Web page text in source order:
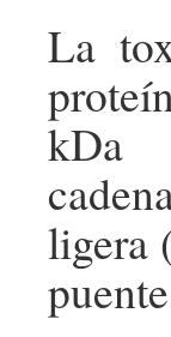
La
kDa
ligera